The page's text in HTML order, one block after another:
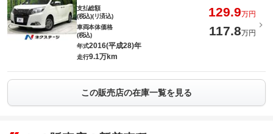
支払総額
(税込)(リ済込)
129.9万円
車両本体価格
(税込)
117.8万円
年式2016(平成28)年
走行9.1万km
この販売店の在庫一覧を見る